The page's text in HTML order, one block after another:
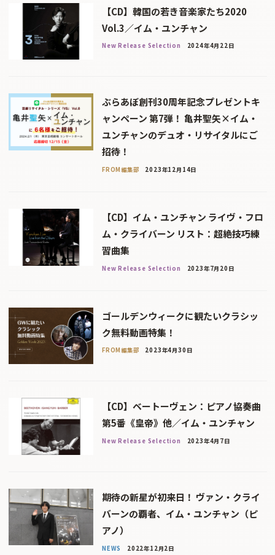
【CD】韓国の若き音楽家たち2020
Vol.3／イム・ユンチャン
New Release Selection 2024年4月22日
ぶらあぼ創刊30周年記念プレゼントキ
ャンペーン 第7弾！ 亀井聖矢×イム・
ユンチャンのデュオ・リサイタルにご
招待！
FROM編集部 2023年12月14日
【CD】イム・ユンチャン ライヴ・フロ
ム・クライバーン リスト：超絶技巧練
習曲集
New Release Selection 2023年7月20日
ゴールデンウィークに観たいクラシッ
ク無料動画特集！
FROM編集部 2023年4月30日
【CD】ベートーヴェン：ピアノ協奏曲
第5番《皇帝》他／イム・ユンチャン
New Release Selection 2023年4月7日
期待の新星が初来日！ ヴァン・クライ
バーンの覇者、イム・ユンチャン（ピ
アノ）
NEWS 2022年12月2日